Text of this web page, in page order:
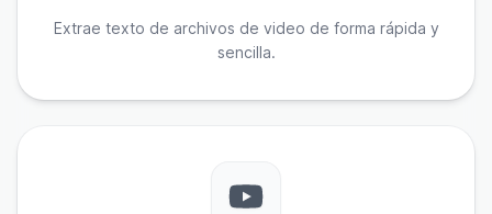
Extrae texto de archivos de video de forma rápida y
sencilla.